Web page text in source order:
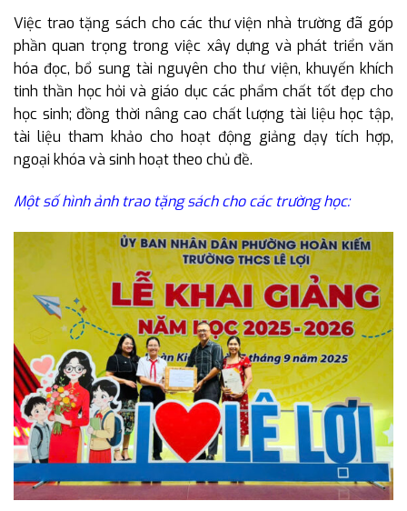
Việc trao tặng sách cho các thư viện nhà trường đã góp
phần quan trọng trong việc xây dựng và phát triển văn
hóa đọc, bổ sung tài nguyên cho thư viện, khuyến khích
tinh thần học hỏi và giáo dục các phẩm chất tốt đẹp cho
học sinh; đồng thời nâng cao chất lượng tài liệu học tập,
tài liệu tham khảo cho hoạt động giảng dạy tích hợp,
ngoại khóa và sinh hoạt theo chủ đề.
Một số hình ảnh trao tặng sách cho các trường học: